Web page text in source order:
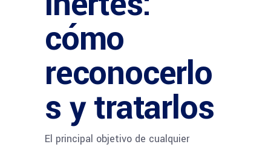
cómo
reconocerlo
s y tratarlos
El principal objetivo de cualquier